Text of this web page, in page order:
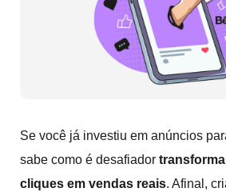
Se você já investiu em anúncios
sabe como é desafiador
cliques em vendas reais. Afinal,